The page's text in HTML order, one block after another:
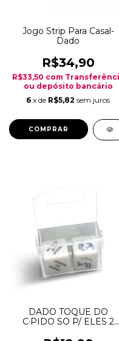
Jogo Strip Para Casal-
Dado
R$34,90
R$33,50 com
ou depósito bancário
6 x de R$5,82 sem juros
DADO TOQUE DO
C·PIDO SO P/ ELES 2